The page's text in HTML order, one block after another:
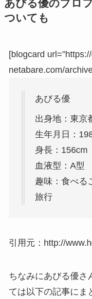
あびる優のプロ
ついても
[blogcard
netabare.com/
あびる優
出身地：東京
生年月日：
身長：156cm
血液型：A型
趣味：食べる
旅行
引用元：http://
ちなみにあびる優さ
ては以下の記事にま